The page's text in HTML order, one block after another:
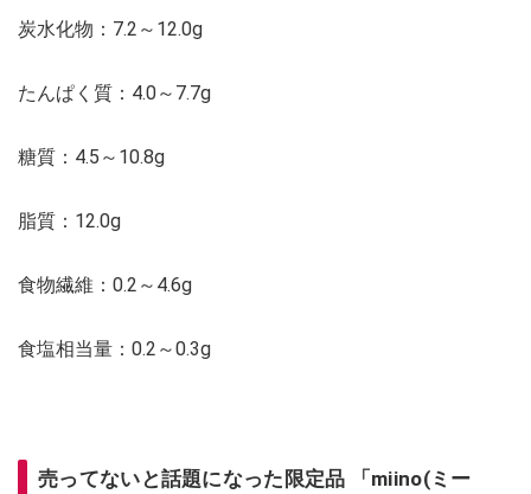
炭水化物：7.2～12.0g
たんぱく質：4.0～7.7g
糖質：4.5～10.8g
脂質：12.0g
食物繊維：0.2～4.6g
食塩相当量：0.2～0.3g
売ってないと話題になった限定品 「miino(ミー